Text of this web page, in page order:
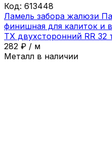
Код: 613448
Ламель забора жалюзи
финишная для калиток и
ТХ двухсторонний RR
282 ₽ / м
Металл в наличии